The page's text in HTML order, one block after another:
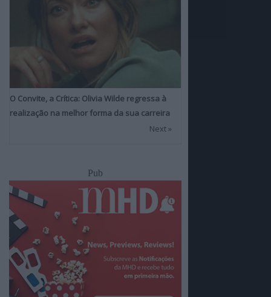
O Convite, a Crítica: Olivia Wilde regressa à
realização na melhor forma da sua carreira
Next »
Pub